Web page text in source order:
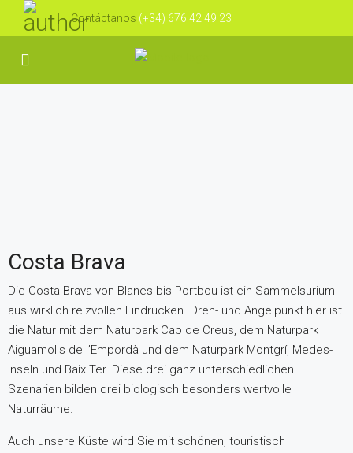
Contáctanos (+34) 676 42 49 23
Costa Brava
Die Costa Brava von Blanes bis Portbou ist ein Sammelsurium
aus wirklich reizvollen Eindrücken. Dreh- und Angelpunkt hier ist
die Natur mit dem Naturpark Cap de Creus, dem Naturpark
Aiguamolls de l’Empordà und dem Naturpark Montgrí, Medes-
Inseln und Baix Ter. Diese drei ganz unterschiedlichen
Szenarien bilden drei biologisch besonders wertvolle
Naturräume.
Auch unsere Küste wird Sie mit schönen, touristisch